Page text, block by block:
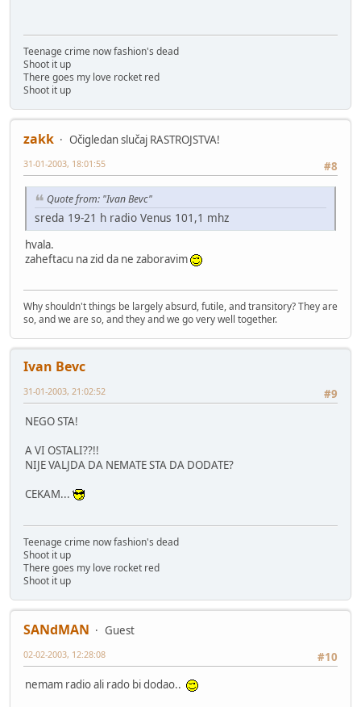
Teenage crime now fashion's dead
Shoot it up
There goes my love rocket red
Shoot it up
zakk
Očigledan slučaj RASTROJSTVA!
#8
31-01-2003, 18:01:55
Quote from: "Ivan Bevc"
sreda 19-21 h radio Venus 101,1 mhz
hvala.
zaheftacu na zid da ne zaboravim
Why shouldn't things be largely absurd, futile, and transitory? They are
so, and we are so, and they and we go very well together.
Ivan Bevc
#9
31-01-2003, 21:02:52
NEGO STA!
A VI OSTALI??!!
NIJE VALJDA DA NEMATE STA DA DODATE?
CEKAM...
Teenage crime now fashion's dead
Shoot it up
There goes my love rocket red
Shoot it up
SANdMAN
Guest
#10
02-02-2003, 12:28:08
nemam radio ali rado bi dodao..